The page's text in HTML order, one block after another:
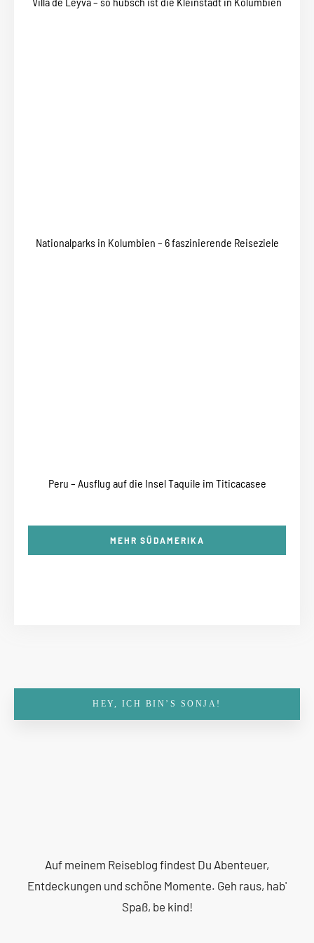
Nationalparks in Kolumbien – 6 faszinierende Reiseziele
Peru – Ausflug auf die Insel Taquile im Titicacasee
MEHR SÜDAMERIKA
HEY, ICH BIN’S SONJA!
Auf meinem Reiseblog findest Du Abenteuer,
Entdeckungen und schöne Momente. Geh raus, hab'
Spaß, be kind!